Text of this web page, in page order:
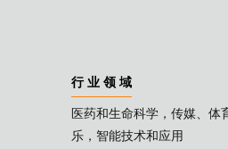
行 业 领 域
医药和生命科学，传媒、体
乐，智能技术和应用